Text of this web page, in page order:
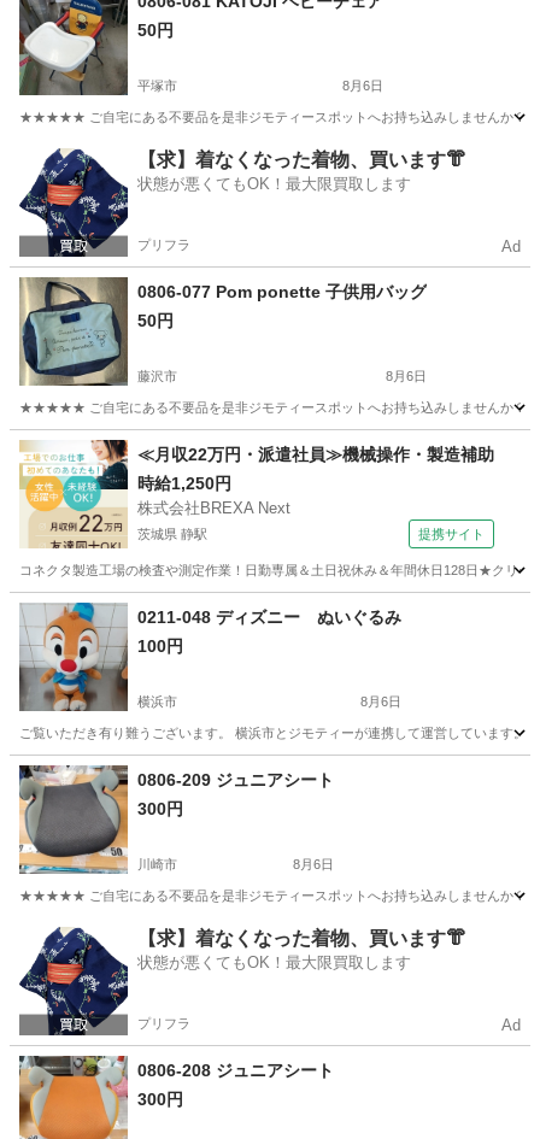
50円
平塚市 8月6日
★★★★★ ご自宅にある不要品を是非ジモティースポットへお持ち込みしませんか？
神奈川 ベビー用品 KATOJI
【求】着なくなった着物、買います👘
状態が悪くてもOK！最大限買取します
プリフラ Ad
0806-077 Pom ponette 子供用バッグ
50円
藤沢市 8月6日
★★★★★ ご自宅にある不要品を是非ジモティースポットへお持ち込みしませんか？
神奈川 藤沢市 キッズ用品
≪月収22万円・派遣社員≫機械操作・製造補助
時給1,250円
株式会社BREXA Next
茨城県 静駅 提携サイト
コネクタ製造工場の検査や測定作業！日勤専属＆土日祝休み＆年間休日128日★クリ
茨城 常陸大宮市 その他
0211-048 ディズニー ぬいぐるみ
100円
横浜市 8月6日
ご覧いただき有り難うございます。 横浜市とジモティーが連携して運営しています
神奈川 横浜市 0806-209 ジュニアシート
300円
川崎市 8月6日
★★★★★ ご自宅にある不要品を是非ジモティースポットへお持ち込みしませんか？
神奈川 キッズ用品 現地
【求】着なくなった着物、買います👘
状態が悪くてもOK！最大限買取します
プリフラ Ad
0806-208 ジュニアシート
300円